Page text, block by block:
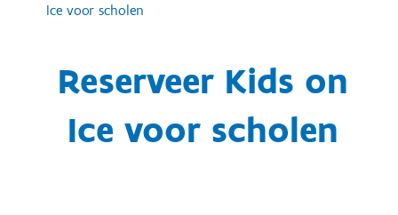
Ice voor scholen
Reserveer Kids on
Ice voor scholen